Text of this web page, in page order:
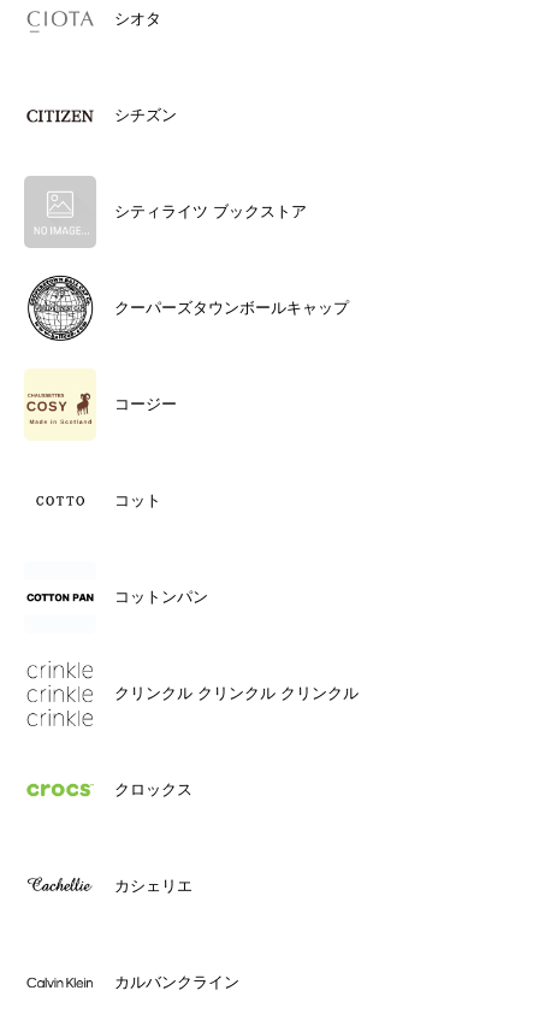
シオタ
シチズン
シティライツ ブックストア
クーパーズタウンボールキャップ
コージー
コット
コットンパン
クリンクル クリンクル クリンクル
クロックス
カシェリエ
カルバンクライン